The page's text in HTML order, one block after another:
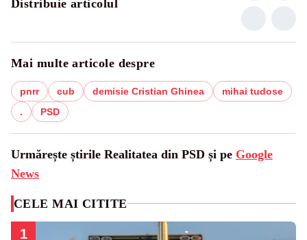
Distribuie articolul
Mai multe articole despre
pnrr cub demisie Cristian Ghinea
mihai tudose
.
PSD
Urmărește știrile Realitatea din PSD și pe Google
News
CELE MAI CITITE
1